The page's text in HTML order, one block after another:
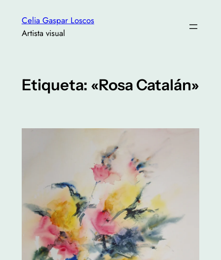
contenido
Celia Gaspar Loscos
Artista visual
Etiqueta: «Rosa Catalán»